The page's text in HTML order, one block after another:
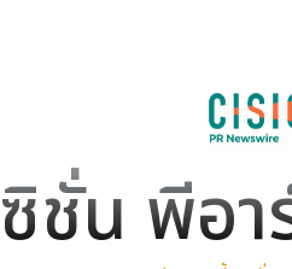
ซิชั่น พีอา